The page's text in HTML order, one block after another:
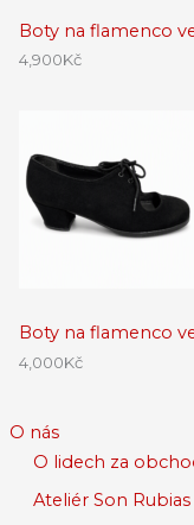
Boty na flamenco
4,900Kč
Boty na flamenco
4,000Kč
O nás
O lidech za
Ateliér Son Rubias